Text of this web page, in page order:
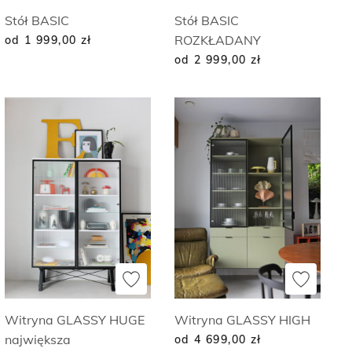
Stół BASIC
od 1 999,00 zł
Stół BASIC
ROZKŁADANY
od 2 999,00 zł
Witryna GLASSY HUGE
największa
Witryna GLASSY HIGH
od 4 699,00 zł